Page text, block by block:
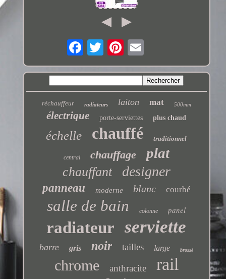
réchauffeur radiateurs laiton mat 500mm
électrique porte-serviettes plus chaud
échelle chauffé traditionnel
central chauffage plat
chauffant designer
panneau moderne blanc courbé
salle de bain colonne panel
radiateur serviette
barre gris noir tailles large brossé
chrome anthracite rail